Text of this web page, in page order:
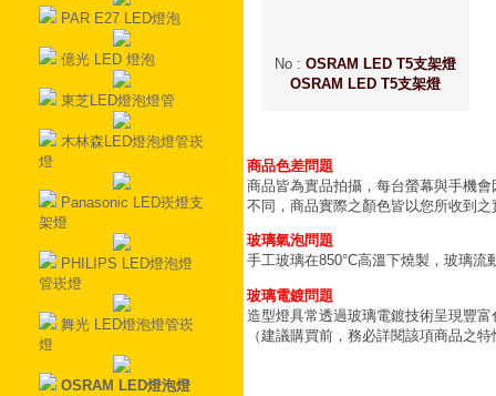
PAR E27 LED燈泡
億光 LED 燈泡
東芝LED燈泡燈管
木林森LED燈泡燈管崁
燈
Panasonic LED崁燈支
架燈
PHILIPS LED燈泡燈
管崁燈
舞光 LED燈泡燈管崁
燈
OSRAM LED燈泡燈
No : OSRAM LED T5支架燈
OSRAM LED T5支架燈
商品色差問題
商品皆為實品拍攝，每台螢幕與手機
不同，商品實際之顏色皆以您所收到之
玻璃氣泡問題
手工玻璃在850°C高溫下燒製，玻璃
玻璃電鍍問題
造型燈具常透過玻璃電鍍技術呈現豐
（建議購買前，務必詳閱該項商品之